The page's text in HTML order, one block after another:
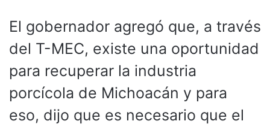
El gobernador agregó que, a través
del T-MEC, existe una oportunidad
para recuperar la industria
porcícola de Michoacán y para
eso, dijo que es necesario que el